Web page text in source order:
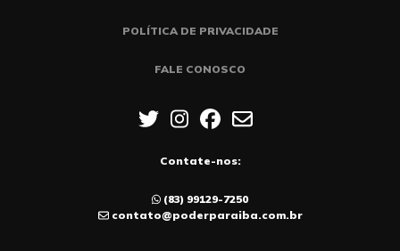
POLÍTICA DE PRIVACIDADE
FALE CONOSCO
Contate-nos:
(83) 99129-7250
contato@poderparaiba.com.br